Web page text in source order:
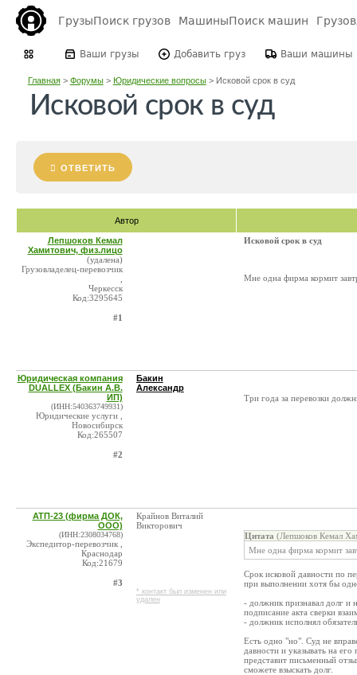
ГрузыПоиск грузов МашиныПоиск машин
Ваши грузы Добавить груз Ваши машины
Главная> Форумы> Юридические вопросы> Исковой срок в суд
Исковой срок в суд
ОТВЕТИТЬ
Автор
Лепшоков Кемал
Хамитович, физ.лицо
(удалена)
Грузовладелец-перевозчик
Черкесск
Код:3295645
#1
Исковой срок в суд
Мне одна фирма кормит
Юридическая компания
DUALLEX (Бакин А.В.
ИП)
(ИНН:540363749931)
Юридические услуги ,
Новосибирск
Код:265507
#2
Бакин
Александр
Три года за перевозки
АТП-23 (фирма ДОК,
ООО)
(ИНН:2308034768)
Экспедитор-перевозчик ,
Краснодар
Код:21679
#3
Крайнов Виталий
Викторович
* контакт был изменен или
удален
Цитата (Лепшоков Кемал
Мне одна фирма кормит
Срок исковой давности по
при выполнении хотя бы
- должник признавал долг и
подписание акта сверки
- должник исполнял
Есть одно "но". Суд не
давности и указывать на
представит письменный
сможете взыскать долг.